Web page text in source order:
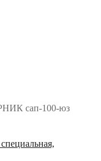
сап-100-юз